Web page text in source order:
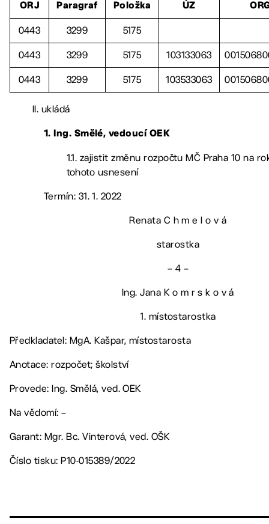
ORJ Paragraf Položka ÚZ
0443 3299 5175
0443 3299 5175 103133063
0443 3299 5175 103533063
II. ukládá
1. Ing. Smělé, vedoucí OEK
1.1. zajistit změnu rozpočtu MČ Praha 10 na
tohoto usnesení
Termín: 31. 1. 2022
Renata C h m e l o v á
starostka
– 4 –
Ing. Jana K o m r s k o v á
1. místostarostka
Předkladatel: MgA. Kašpar, místostarosta
Anotace: rozpočet; školství
Provede: Ing. Smělá, ved. OEK
Na vědomí: –
Garant: Mgr. Bc. Vinterová, ved. OŠK
Číslo tisku: P10-015389/2022